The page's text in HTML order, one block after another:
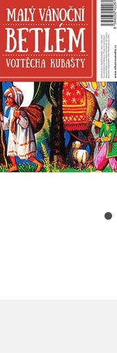
Malý vánoční betlém
Vojtěcha Kubašty
Vojtěch Kubašta
Do košíku
169 Kč
135 Kč